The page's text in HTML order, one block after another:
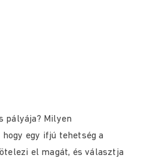
pályája? Milyen
egy ifjú tehetség a
el magát, és választja